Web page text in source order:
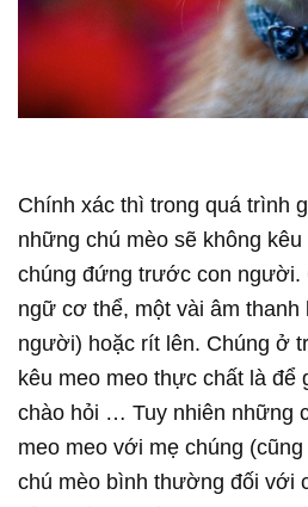
Chính xác thì trong quá trình
những chú mèo sẽ không
chúng đứng trước con người.
ngữ cơ thể, một vài âm thanh
người) hoặc rít lên. Chúng ở
kêu meo meo thực chất là để
chào hỏi … Tuy nhiên những
meo meo với mẹ chúng
chú mèo bình thường đối với